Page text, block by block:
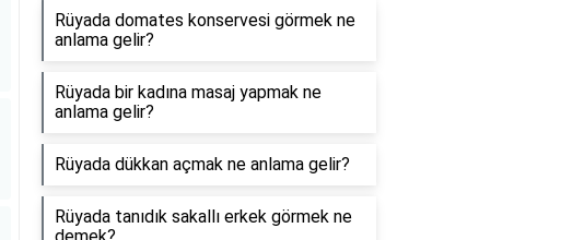
Rüyada domates konservesi görmek ne
anlama gelir?
Rüyada bir kadına masaj yapmak ne
anlama gelir?
Rüyada dükkan açmak ne anlama gelir?
Rüyada tanıdık sakallı erkek görmek ne